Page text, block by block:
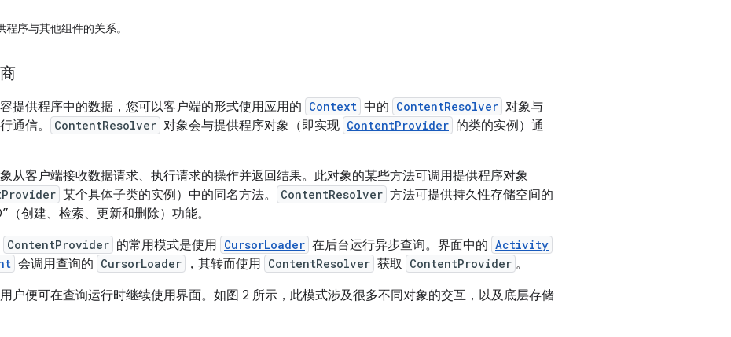
程序与其他组件的关系。
提供程序中的数据，您可以客户端的形式使用应用的 Context 中的 ContentResolver 对象与
通信。
ContentResolver 对象会与提供程序对象（即实现 ContentProvider 的类的实例）通
从客户端接收数据请求、执行请求的操作并返回结果。此对象的某些方法可调用提供程序对象
某个具体子类的实例）中的同名方法。 ContentResolver 方法可提供持久性存储空间的
（创建、检索、更新和删除）功能。
ContentProvider 的常用模式是使用 CursorLoader 在后台运行异步查询。界面中的 Activity
会调用查询的 CursorLoader ，其转而使用 ContentResolver 获取 ContentProvider 。
户便可在查询运行时继续使用界面。如图 2 所示，此模式涉及很多不同对象的交互，以及底层存储